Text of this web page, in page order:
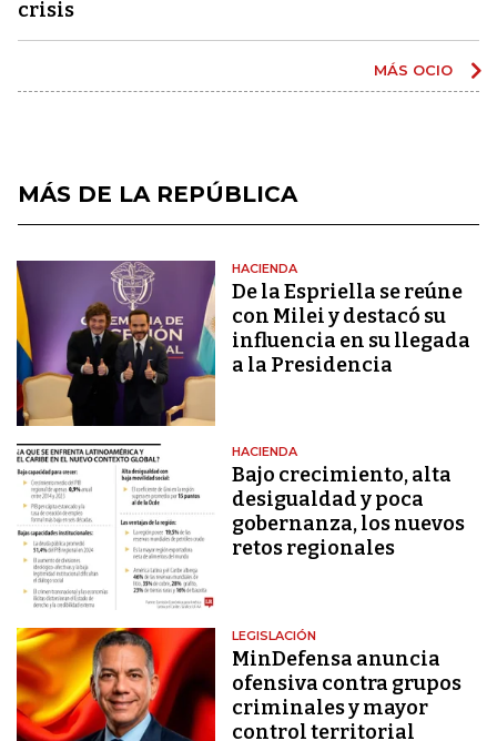
crisis
MÁS OCIO
MÁS DE LA REPÚBLICA
HACIENDA
De la Espriella se reúne
con Milei y destacó su
influencia en su llegada
a la Presidencia
HACIENDA
Bajo crecimiento, alta
desigualdad y poca
gobernanza, los nuevos
retos regionales
LEGISLACIÓN
MinDefensa anuncia
ofensiva contra grupos
criminales y mayor
control territorial